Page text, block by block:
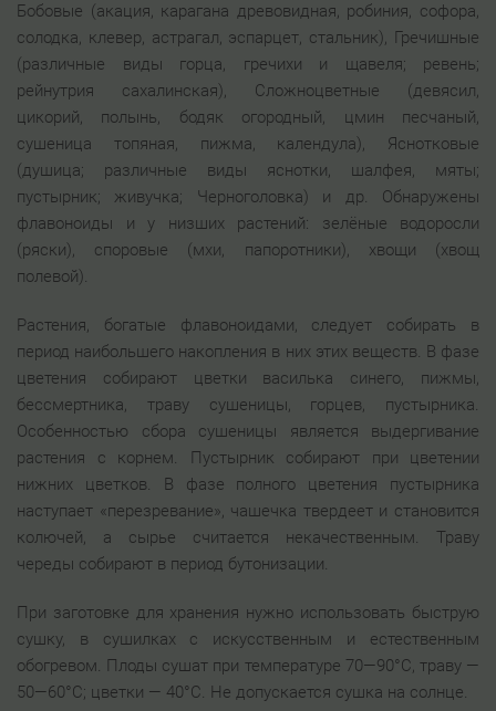
Бобовые (акация, карагана древовидная, робиния, софора,
солодка, клевер, астрагал, эспарцет, стальник), Гречишные
(различные виды горца, гречихи и щавеля; ревень;
рейнутрия сахалинская), Сложноцветные (девясил,
цикорий, полынь, бодяк огородный, цмин песчаный,
сушеница топяная, пижма, календула), Яснотковые
(душица; различные виды яснотки, шалфея, мяты;
пустырник; живучка; Черноголовка) и др. Обнаружены
флавоноиды и у низших растений: зелёные водоросли
(ряски), споровые (мхи, папоротники), хвощи (хвощ
полевой).
Растения, богатые флавоноидами, следует собирать в
период наибольшего накопления в них этих веществ. В фазе
цветения собирают цветки василька синего, пижмы,
бессмертника, траву сушеницы, горцев, пустырника.
Особенностью сбора сушеницы является выдергивание
растения с корнем. Пустырник собирают при цветении
нижних цветков. В фазе полного цветения пустырника
наступает «перезревание», чашечка твердеет и становится
колючей, а сырье считается некачественным. Траву
череды собирают в период бутонизации.
При заготовке для хранения нужно использовать быструю
сушку, в сушилках с искусственным и естественным
обогревом. Плоды сушат при температуре 70—90°С, траву —
50—60°С; цветки — 40°С. Не допускается сушка на солнце.